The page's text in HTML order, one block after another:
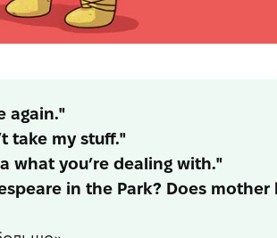
again."
take my stuff."
what you’re dealing with."
in the Park? Does mother